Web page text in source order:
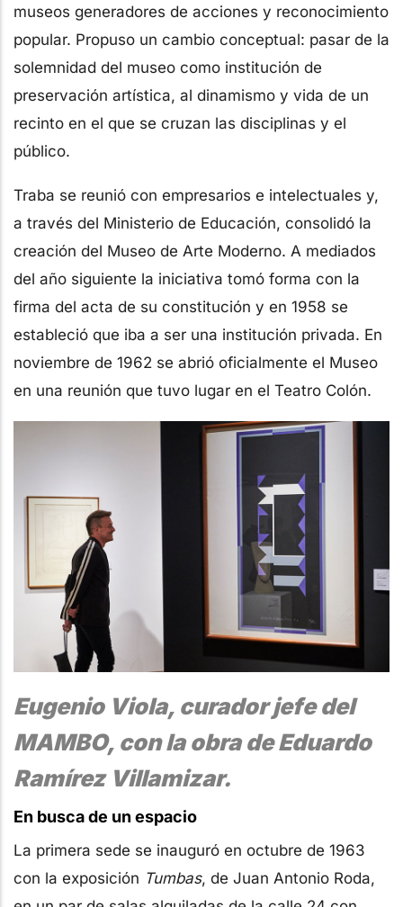
museos generadores de acciones y reconocimiento
popular. Propuso un cambio conceptual: pasar de la
solemnidad del museo como institución de
preservación artística, al dinamismo y vida de un
recinto en el que se cruzan las disciplinas y el
público.
Traba se reunió con empresarios e intelectuales y,
a través del Ministerio de Educación, consolidó la
creación del Museo de Arte Moderno. A mediados
del año siguiente la iniciativa tomó forma con la
firma del acta de su constitución y en 1958 se
estableció que iba a ser una institución privada. En
noviembre de 1962 se abrió oficialmente el Museo
en una reunión que tuvo lugar en el Teatro Colón.
Eugenio Viola, curador jefe del
MAMBO, con la obra de Eduardo
Ramírez Villamizar.
En busca de un espacio
La primera sede se inauguró en octubre de 1963
con la exposición Tumbas, de Juan Antonio Roda,